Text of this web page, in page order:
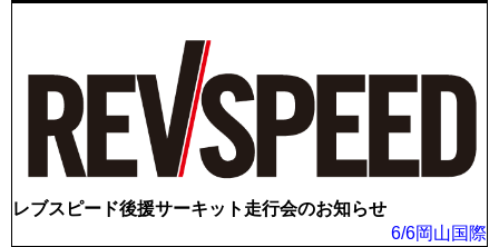
レブスピード後援サーキット走行会のお知らせ
6/6岡山国際